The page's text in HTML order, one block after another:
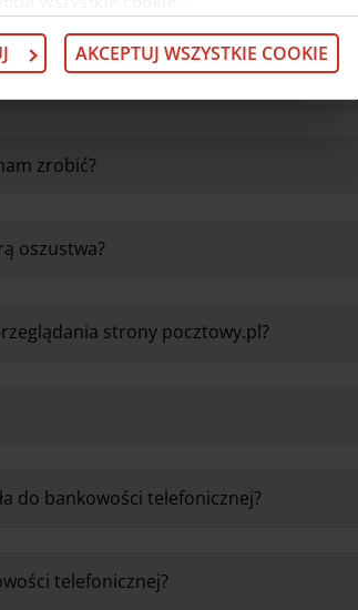
znajdziesz podlinkiem.
AKCEPTUJ WSZYSTKIE COOKIE
zrobić?
oszustwa?
strony pocztowy.pl?
do bankowości telefonicznej?
telefonicznej?